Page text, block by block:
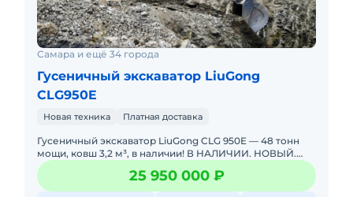
Самара и ещё 34 города
Гусеничный экскаватор LiuGong
CLG950E
Новая техника Платная доставка
Гусеничный экскаватор LiuGong CLG 950E — 48 тонн
мощи, ковш 3,2 м³, в наличии! В НАЛИЧИИ. НОВЫЙ.
Можно в ЛИЗИНГ. Цена С НДС.Основные
параметры:Экспл
25 950 000 ₽